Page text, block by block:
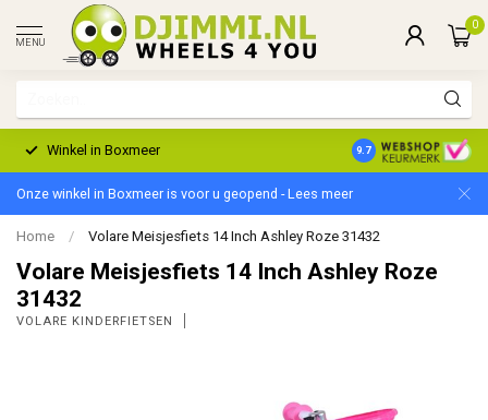
MENU
0
Winkel in Boxmeer 2 Jaar Garantie
9.7
Onze winkel in Boxmeer is voor u geopend - Lees meer
Home / Volare Meisjesfiets 14 Inch Ashley Roze 31432
Volare Meisjesfiets 14 Inch Ashley Roze
31432
VOLARE KINDERFIETSEN